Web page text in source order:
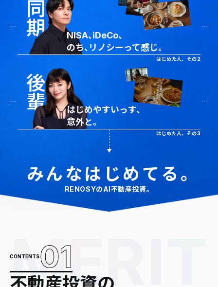
NISA、iDeCo、
のち、リノシーって感じ。
はじめた人、その2
はじめやすいっす、
意外と。
はじめた人、その3
みんなはじめてる。
RENOSYのAI不動産投資。
CONTENTS01